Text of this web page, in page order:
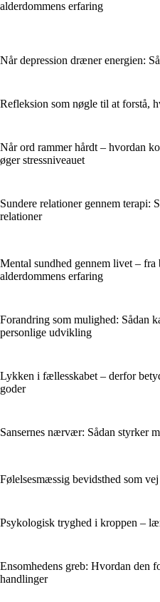
alderdommens erfaring
Når depression dræner energien:
Refleksion som nøgle til at forstå,
Når ord rammer hårdt – hvordan
øger stressniveauet
Sundere relationer gennem terapi:
relationer
Mental sundhed gennem livet –
alderdommens erfaring
Forandring som mulighed: Sådan
personlige udvikling
Lykken i fællesskabet – derfor
goder
Sansernes nærvær: Sådan styrker
Følelsesmæssig bevidsthed som
Psykologisk tryghed i kroppen –
Ensomhedens greb: Hvordan den
handlinger